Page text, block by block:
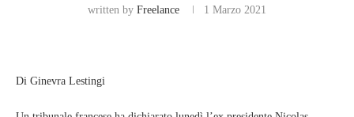
written by Freelance 1 Marzo 2021
Di Ginevra Lestingi